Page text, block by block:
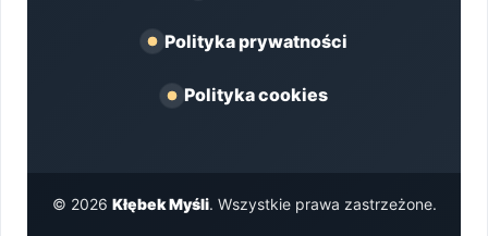
Polityka prywatności
Polityka cookies
© 2026 Kłębek Myśli. Wszystkie prawa zastrzeżone.